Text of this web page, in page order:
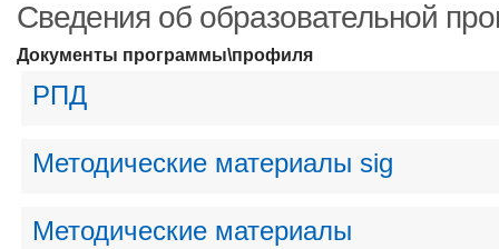
Сведения об образовательной
Документы программы\профиля
РПД
Методические материалы sig
Методические материалы